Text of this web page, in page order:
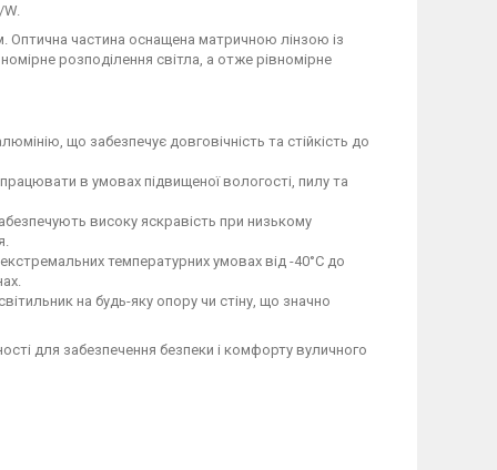
Оптична частина оснащена матричною лінзою із
розподілення світла, а отже рівномірне
що забезпечує довговічність та стійкість до
в умовах підвищеної вологості, пилу та
високу яскравість при низькому
температурних умовах від -40°C до
на будь-яку опору чи стіну, що значно
для забезпечення безпеки і комфорту вуличного